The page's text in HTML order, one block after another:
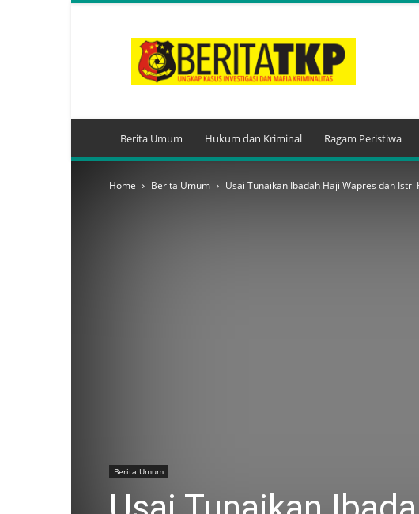
Berita Umum Hukum dan Kriminal Ragam Peristiwa
Home Berita Umum Usai Tunaikan Ibadah Haji Wapres dan Istri
Berita Umum